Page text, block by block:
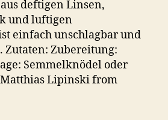
mit
&
Knödel
deftigen Linsen,
und luftigen
einfach unschlagbar und
Zubereitung:
Semmelknödel oder
Lipinski from